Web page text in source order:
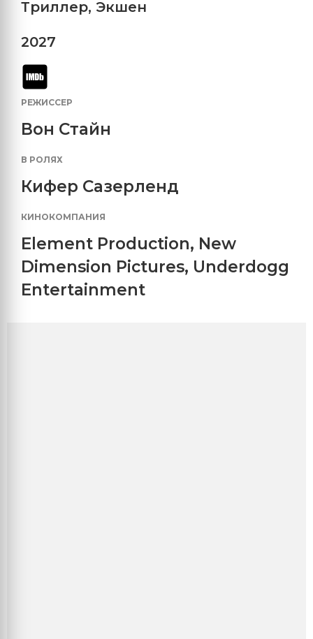
Триллер, Экшен
2027
РЕЖИССЕР
Вон Стайн
В РОЛЯХ
Кифер Сазерленд
КИНОКОМПАНИЯ
Element Production, New
Dimension Pictures, Underdogg
Entertainment